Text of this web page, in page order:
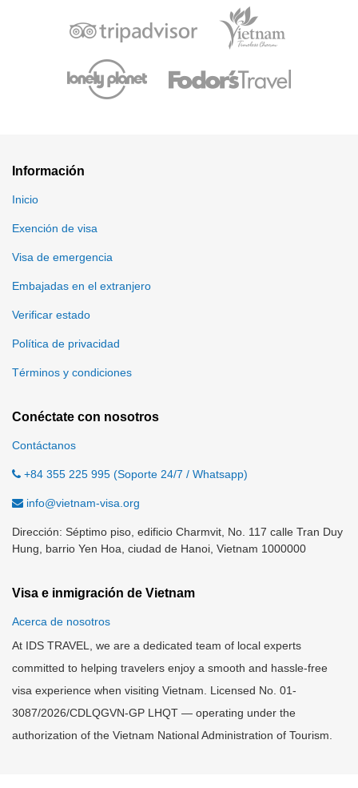
Información
Inicio
Exención de visa
Visa de emergencia
Embajadas en el extranjero
Verificar estado
Política de privacidad
Términos y condiciones
Conéctate con nosotros
Contáctanos
+84 355 225 995 (Soporte 24/7 / Whatsapp)
info@vietnam-visa.org
Dirección: Séptimo piso, edificio Charmvit, No. 117 calle Tran Duy
Hung, barrio Yen Hoa, ciudad de Hanoi, Vietnam 1000000
Visa e inmigración de Vietnam
Acerca de nosotros
At IDS TRAVEL, we are a dedicated team of local experts
committed to helping travelers enjoy a smooth and hassle-free
visa experience when visiting Vietnam. Licensed No. 01-
3087/2026/CDLQGVN-GP LHQT — operating under the
authorization of the Vietnam National Administration of Tourism.